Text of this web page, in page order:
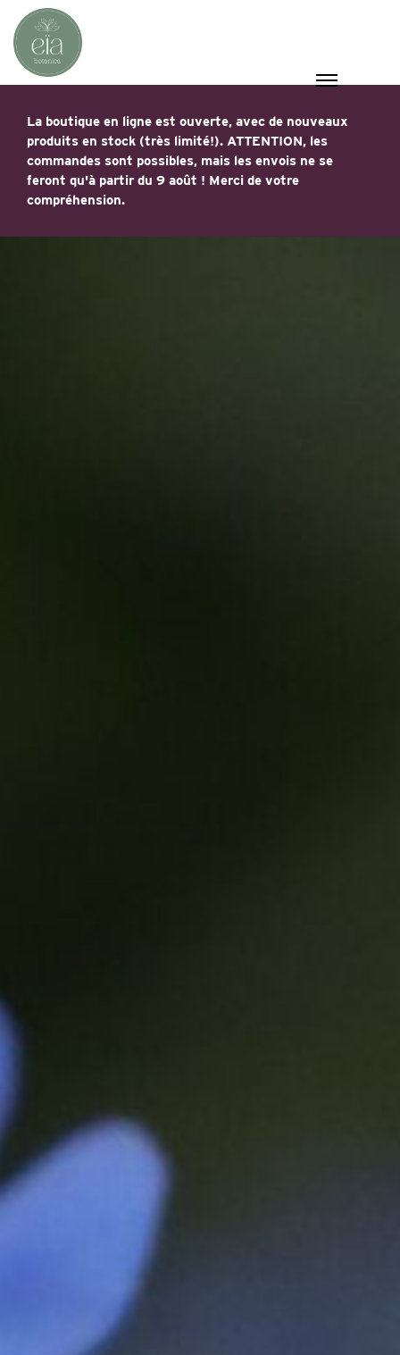
La boutique en ligne est ouverte, avec de nouveaux
produits en stock (très limité!). ATTENTION, les
commandes sont possibles, mais les envois ne se
feront qu'à partir du 9 août ! Merci de votre
compréhension.